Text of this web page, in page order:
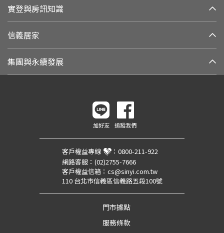
實登與房訊知識
信義居家
集團與永續發展
加好友 追蹤我們
客戶權益專線 ： 0800-211-922
網路客服： (02)2755-7666
客戶權益信箱： cs@sinyi.com.tw
110 台北市信義區信義路五段100號
門市據點
服務條款